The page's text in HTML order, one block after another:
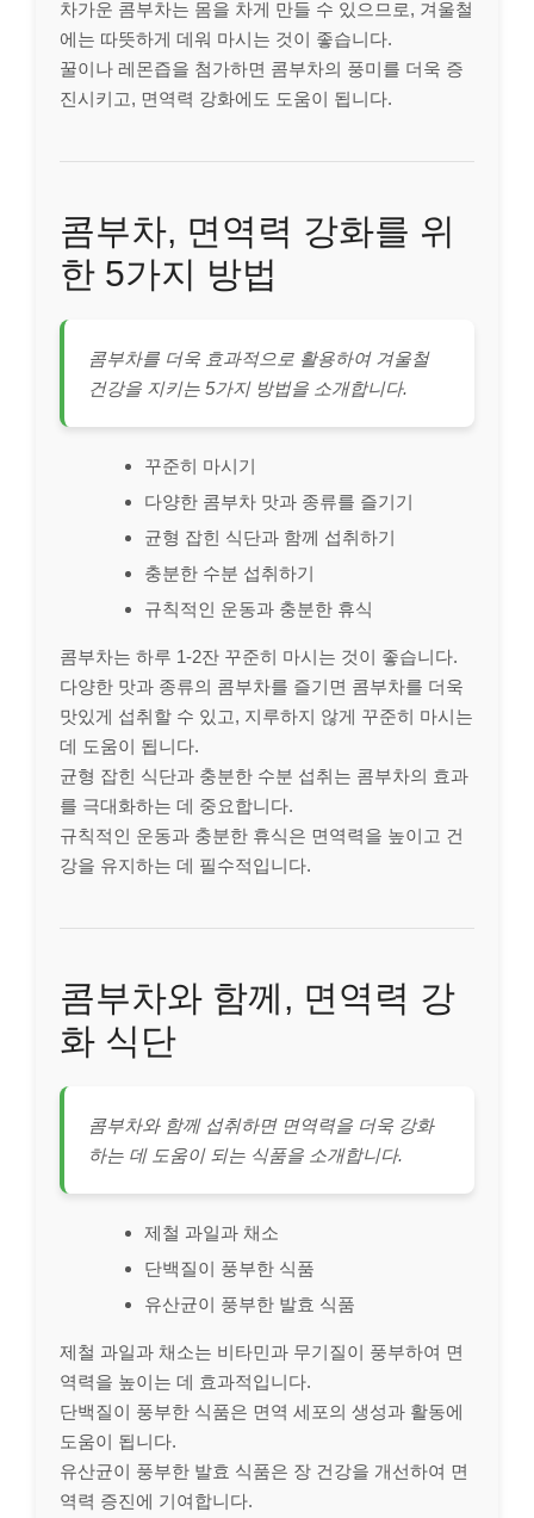
차가운 콤부차는 몸을 차게 만들 수 있으므로, 겨울철
에는 따뜻하게 데워 마시는 것이 좋습니다.
꿀이나 레몬즙을 첨가하면 콤부차의 풍미를 더욱 증
진시키고, 면역력 강화에도 도움이 됩니다.
콤부차, 면역력 강화를 위
한 5가지 방법
콤부차를 더욱 효과적으로 활용하여 겨울철
건강을 지키는 5가지 방법을 소개합니다.
꾸준히 마시기
다양한 콤부차 맛과 종류를 즐기기
균형 잡힌 식단과 함께 섭취하기
충분한 수분 섭취하기
규칙적인 운동과 충분한 휴식
콤부차는 하루 1-2잔 꾸준히 마시는 것이 좋습니다.
다양한 맛과 종류의 콤부차를 즐기면 콤부차를 더욱
맛있게 섭취할 수 있고, 지루하지 않게 꾸준히 마시는
데 도움이 됩니다.
균형 잡힌 식단과 충분한 수분 섭취는 콤부차의 효과
를 극대화하는 데 중요합니다.
규칙적인 운동과 충분한 휴식은 면역력을 높이고 건
강을 유지하는 데 필수적입니다.
콤부차와 함께, 면역력 강
화 식단
콤부차와 함께 섭취하면 면역력을 더욱 강화
하는 데 도움이 되는 식품을 소개합니다.
제철 과일과 채소
단백질이 풍부한 식품
유산균이 풍부한 발효 식품
제철 과일과 채소는 비타민과 무기질이 풍부하여 면
역력을 높이는 데 효과적입니다.
단백질이 풍부한 식품은 면역 세포의 생성과 활동에
도움이 됩니다.
유산균이 풍부한 발효 식품은 장 건강을 개선하여 면
역력 증진에 기여합니다.